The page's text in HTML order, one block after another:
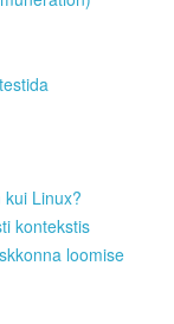
Linux?
kontekstis
loomise